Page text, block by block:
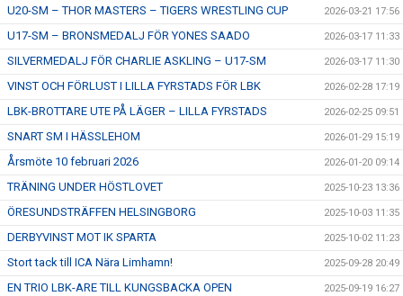
U20-SM – THOR MASTERS – TIGERS WRESTLING CUP 2026-03-21 17:56
U17-SM – BRONSMEDALJ FÖR YONES SAADO 2026-03-17 11:33
SILVERMEDALJ FÖR CHARLIE ASKLING – U17-SM 2026-03-17 11:30
VINST OCH FÖRLUST I LILLA FYRSTADS FÖR LBK 2026-02-28 17:19
LBK-BROTTARE UTE PÅ LÄGER – LILLA FYRSTADS 2026-02-25 09:51
SNART SM I HÄSSLEHOM 2026-01-29 15:19
Årsmöte 10 februari 2026 2026-01-20 09:14
TRÄNING UNDER HÖSTLOVET 2025-10-23 13:36
ÖRESUNDSTRÄFFEN HELSINGBORG 2025-10-03 11:35
DERBYVINST MOT IK SPARTA 2025-10-02 11:23
Stort tack till ICA Nära Limhamn! 2025-09-28 20:49
EN TRIO LBK-ARE TILL KUNGSBACKA OPEN 2025-09-19 16:27